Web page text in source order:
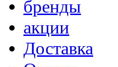
бренды
акции
Доставка